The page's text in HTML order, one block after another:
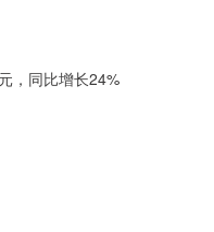
，同比增长24%